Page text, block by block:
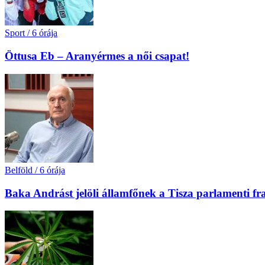
Sport / 6 órája
Öttusa Eb – Aranyérmes a női csapat!
Belföld / 6 órája
Baka Andrást jelöli államfőnek a Tisza parlamenti